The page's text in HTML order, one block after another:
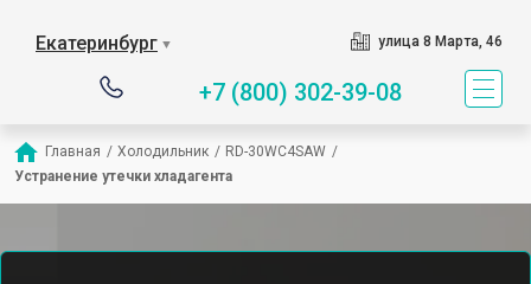
Екатеринбург ▼ улица 8 Марта, 46
+7 (800) 302-39-08
Главная / Холодильник / RD-30WC4SAW /
Устранение утечки хладагента